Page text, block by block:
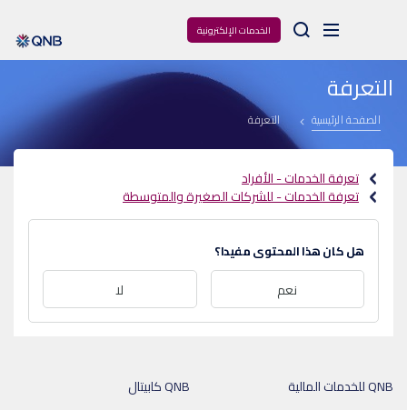
الخدمات الإلكترونية Arama
التعرفة
الصفحة الرئيسية التعرفة
تعرفة الخدمات - الأفراد
تعرفة الخدمات - للشركات الصغيرة والمتوسطة
هل كان هذا المحتوى مفيدا؟
نعم لا
QNB كابيتال
QNB للخدمات المالية